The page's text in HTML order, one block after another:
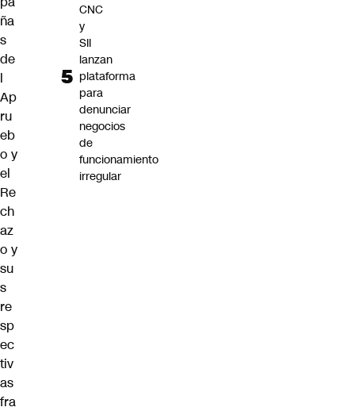
ña
s
de
l
Ap
ru
eb
o y
el
Re
ch
az
o y
su
s
re
sp
ec
tiv
as
fra
CNC
y
SII
lanzan
plataforma
para
denunciar
negocios
de
funcionamiento
irregular